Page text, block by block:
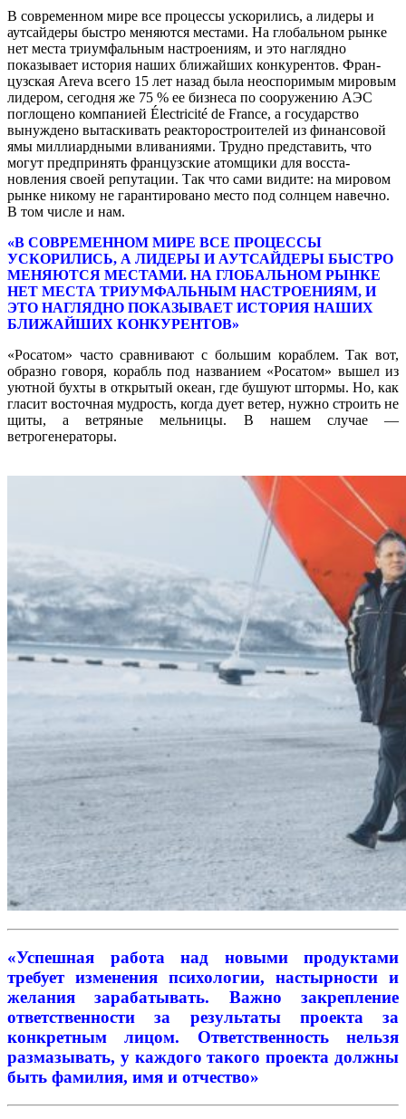
В современном мире все процессы ускорились, а лидеры и
аутсайдеры бы­стро меняются местами. На глобальном рынке
нет места триумфальным настрое­ниям, и это наглядно
показывает история наших ближайших конкурентов. Фран­
цузская Areva всего 15 лет назад была неоспоримым мировым
лидером, сего­дня же 75 % ее бизнеса по сооружению АЭС
поглощено компанией Électricité de France, а государство
вынуждено вы­таскивать реакторостроителей из финан­совой
ямы миллиардными вливаниями. Трудно представить, что
могут предпри­нять французские атомщики для восста­
новления своей репутации. Так что сами видите: на мировом
рынке никому не га­рантировано место под солнцем навечно.
В том числе и нам.
«В СОВРЕМЕННОМ МИРЕ ВСЕ ПРО­ЦЕССЫ
УСКОРИЛИСЬ, А ЛИДЕРЫ И АУТСАЙДЕРЫ БЫСТРО
МЕНЯ­ЮТСЯ МЕСТАМИ. НА ГЛОБАЛЬ­НОМ РЫНКЕ
НЕТ МЕСТА ТРИ­УМФАЛЬНЫМ НАСТРОЕНИЯМ, И
ЭТО НАГЛЯДНО ПОКАЗЫВАЕТ ИСТОРИЯ НАШИХ
БЛИЖАЙШИХ КОНКУРЕНТОВ»
«Росатом» часто сравнивают с боль­шим кораблем. Так вот,
образно говоря, корабль под названием «Росатом» вышел из
уютной бухты в открытый океан, где бушуют штормы. Но, как
гласит восточ­ная мудрость, когда дует ветер, нужно строить не
щиты, а ветряные мельницы. В нашем случае —
ветрогенераторы.
«Успешная работа над новыми продуктами
требует изменения психологии, настырности и
желания за­рабатывать. Важно закрепление
ответственности за результаты проекта за
конкретным лицом. От­ветственность нельзя
размазывать, у каждого тако­го проекта должны
быть фамилия, имя и отчество»